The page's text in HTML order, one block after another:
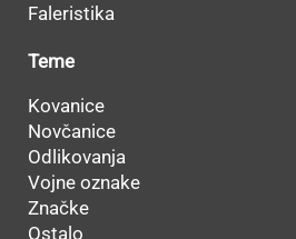
Faleristika
Teme
Kovanice
Novčanice
Odlikovanja
Vojne oznake
Značke
Ostalo